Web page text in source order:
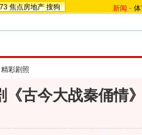
焦点房地产 搜狗 新闻 -
精彩剧照
《古今大战秦俑